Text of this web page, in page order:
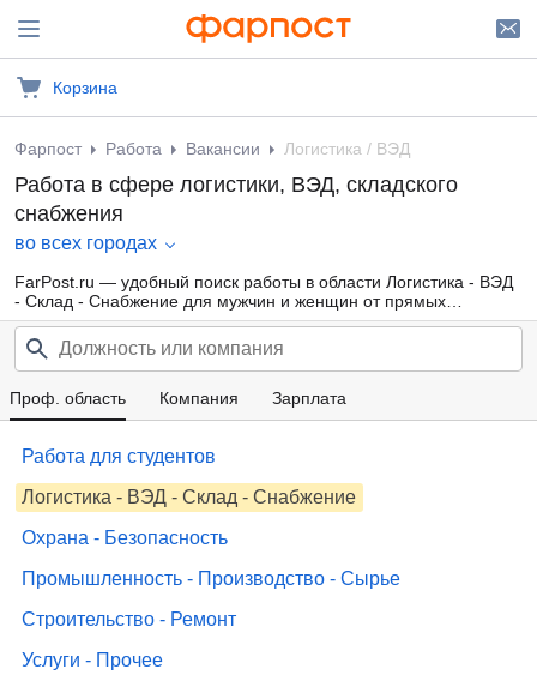
Корзина
Фарпост Работа Вакансии Логистика / ВЭД
Работа в сфере логистики, ВЭД, складского
снабжения
во всех городах
FarPost.ru — удобный поиск работы в области Логистика - ВЭД
- Склад - Снабжение для мужчин и женщин от прямых
работодателей, а также от кадровых агентств. Свежие вакансии
каждый день.
Проф. область Компания Зарплата
Работа для студентов
Логистика - ВЭД - Склад - Снабжение
Охрана - Безопасность
Промышленность - Производство - Сырье
Строительство - Ремонт
Услуги - Прочее